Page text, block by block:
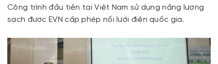
Công trình đầu tiên tại Việt Nam sử dụng năng lượng
sạch được EVN cấp phép nối lưới điện quốc gia.